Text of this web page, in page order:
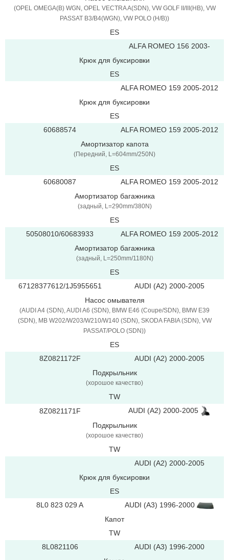
(OPEL OMEGA(B) WGN, OPEL VECTRA A(SDN), VW GOLF II/III(HB), VW
PASSAT B3/B4(WGN), VW POLO (H/B))
ES
ALFA ROMEO 156 2003-
Крюк для буксировки
ES
ALFA ROMEO 159 2005-2012
Крюк для буксировки
ES
60688574
ALFA ROMEO 159 2005-2012
Амортизатор капота
(Передний, L=604mm/250N)
ES
60680087
ALFA ROMEO 159 2005-2012
Амортизатор багажника
(задный, L=290mm/380N)
ES
50508010/60683933
ALFA ROMEO 159 2005-2012
Амортизатор багажника
(задный, L=250mm/1180N)
ES
67128377612/1J5955651
AUDI (A2) 2000-2005
Насос омывателя
(AUDI A4 (SDN), AUDI A6 (SDN), BMW E46 (Coupe/SDN), BMW E39
(SDN), MB W202/W203/W210/W140 (SDN), SKODA FABIA (SDN), VW
PASSAT/POLO (SDN))
ES
8Z0821172F
AUDI (A2) 2000-2005
Подкрыльник
(хорошое качество)
TW
8Z0821171F
AUDI (A2) 2000-2005
Подкрыльник
(хорошое качество)
TW
AUDI (A2) 2000-2005
Крюк для буксировки
ES
8L0 823 029 A
AUDI (A3) 1996-2000
Капот
TW
8L0821106
AUDI (A3) 1996-2000